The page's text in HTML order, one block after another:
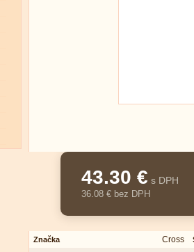
43.30 € s DPH
36.08 € bez DPH
Značka Cross